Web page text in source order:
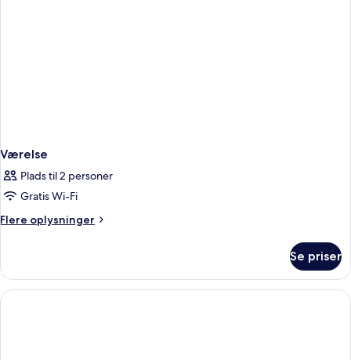
Værelse
Plads til 2 personer
Gratis Wi-Fi
Flere oplysninger
Flere
Se priser